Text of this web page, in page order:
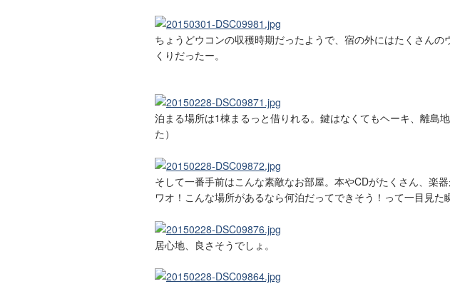
ちょうどウコンの収穫時期だったようで、宿の外にはたくさんの
くりだったー。
泊まる場所は1棟まるっと借りれる。鍵はなくてもヘーキ、離島
た）
そして一番手前はこんな素敵なお部屋。本やCDがたくさん、楽器
ワオ！こんな場所があるなら何泊だってできそう！って一目見た
居心地、良さそうでしょ。